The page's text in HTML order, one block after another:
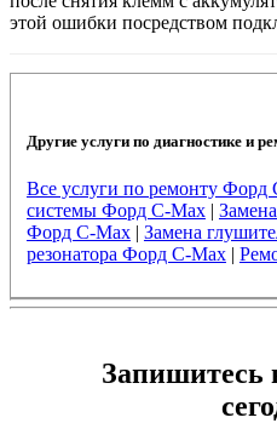
этой ошибки посредством
Другие услуги по диагностике и
Все услуги по ремонту Форд
системы Форд C-Max|
Форд C-Max| Замена
резонатора Форд C-Max|
Запишитесь